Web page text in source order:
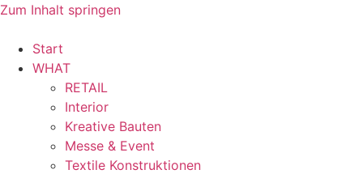
Zum Inhalt springen
Start
WHAT
RETAIL
Interior
Kreative Bauten
Messe & Event
Textile Konstruktionen